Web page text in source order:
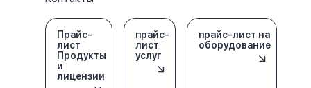
Прайс-
лист
Продукты
и
лицензии
прайс-
лист
услуг
прайс-лист на
оборудование